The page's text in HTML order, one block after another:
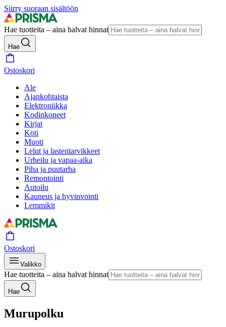
Siirry suoraan sisältöön
Hae tuotteita – aina halvat hinnat
Hae
Ostoskori
Ale
Ajankohtaista
Elektroniikka
Kodinkoneet
Kirjat
Koti
Muoti
Lelut ja lastentarvikkeet
Urheilu ja vapaa-aika
Piha ja puutarha
Remontointi
Autoilu
Kauneus ja hyvinvointi
Lemmikit
Ostoskori
Valikko
Hae tuotteita – aina halvat hinnat
Hae
Murupolku